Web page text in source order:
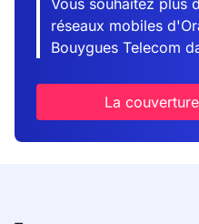
Vous souhaitez plus
réseaux mobiles
Bouygues Telecom
La